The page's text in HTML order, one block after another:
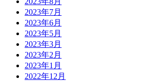
2023年7月
2023年6月
2023年5月
2023年3月
2023年2月
2023年1月
2022年12月